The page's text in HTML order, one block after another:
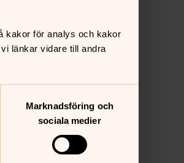
kakor för analys och kakor
länkar vidare till andra
Marknadsföring och
sociala medier